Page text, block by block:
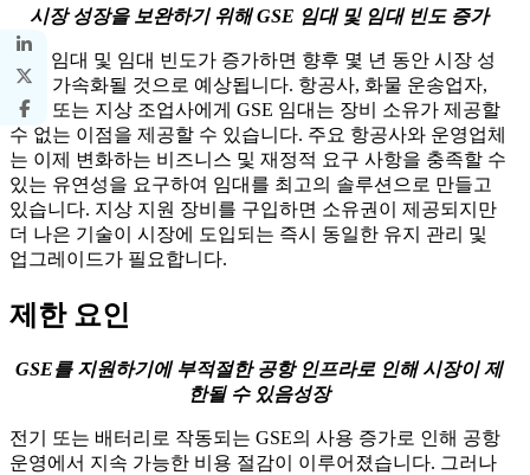
시장 성장을 보완하기 위해 GSE 임대 및 임대 빈도 증가
GSE 임대 및 임대 빈도가 증가하면 향후 몇 년 동안 시장 성
장이 가속화될 것으로 예상됩니다. 항공사, 화물 운송업자,
FBO 또는 지상 조업사에게 GSE 임대는 장비 소유가 제공할
수 없는 이점을 제공할 수 있습니다. 주요 항공사와 운영업체
는 이제 변화하는 비즈니스 및 재정적 요구 사항을 충족할 수
있는 유연성을 요구하여 임대를 최고의 솔루션으로 만들고
있습니다. 지상 지원 장비를 구입하면 소유권이 제공되지만
더 나은 기술이 시장에 도입되는 즉시 동일한 유지 관리 및
업그레이드가 필요합니다.
제한 요인
GSE를 지원하기에 부적절한 공항 인프라로 인해 시장이 제
한될 수 있음성장
전기 또는 배터리로 작동되는 GSE의 사용 증가로 인해 공항
운영에서 지속 가능한 비용 절감이 이루어졌습니다. 그러나